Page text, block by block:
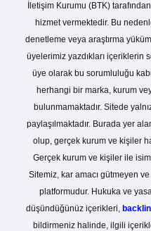
İletişim Kurumu (BTK)
hizmet vermektedir. Bu
denetleme veya araştırma
üyelerimiz yazdıkları içeriklerin
üye olarak bu sorumluluğu
herhangi bir marka, kurum
bulunmamaktadır. Sitede
paylaşılmaktadır. Burada yer
olup, gerçek kurum ve kişiler
Gerçek kurum ve kişiler ile
Sitemiz, kar amacı gütmeyen
platformudur. Hukuka ve
düşündüğünüz içerikleri,
bildirmeniz halinde, ilgili